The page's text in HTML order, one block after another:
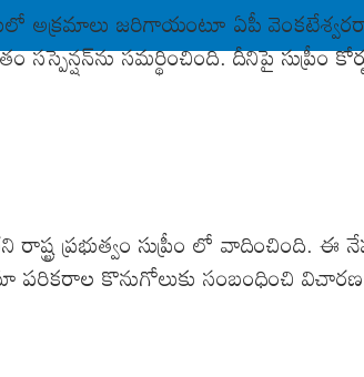
జరిగాయంటూ ఏపీ
సమర్థించింది. దీనిపై సుప్రీం
సుప్రీం లో వాదించింది. ఈ
పరికరాల కొనుగోలుకు సంబంధించి